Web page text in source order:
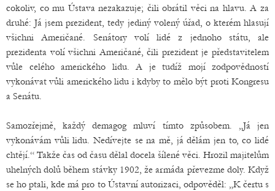
cokoliv, co mu Ústava nezakazuje; čili obrátil věci na hlavu. A za
druhé: Já jsem prezident, tedy jediný volený úřad, o kterém hlasují
všichni Američané. Senátory volí lidé z jednoho státu, ale
prezidenta volí všichni Američané, čili prezident je představitelem
vůle celého amerického lidu. A je tudíž mojí zodpovědností
vykonávat vůli amerického lidu i kdyby to mělo být proti Kongresu
a Senátu.
Samozřejmě, každý demagog mluví tímto způsobem. „Já jen
vykonávám vůli lidu. Nedívejte se na mě, já dělám jen to, co lidé
chtějí.“ Takže čas od času dělal docela šílené věci. Hrozil majitelům
uhelných dolů během stávky 1902, že armáda převezme doly. Když
se ho ptali, kde má pro to Ústavní autorizaci, odpověděl: „K čertu s